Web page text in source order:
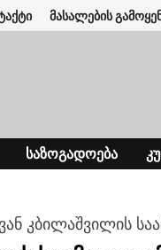
მასალების
ᲡᲐᲖᲝᲒᲐᲓᲝᲔᲑᲐ
კბილაშვილის